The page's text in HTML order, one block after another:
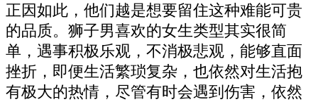
正因如此，他们越是想要留住这种难能可贵
的品质。狮子男喜欢的女生类型其实很简
单，遇事积极乐观，不消极悲观，能够直面
挫折，即便生活繁琐复杂，也依然对生活抱
有极大的热情，尽管有时会遇到伤害，依然